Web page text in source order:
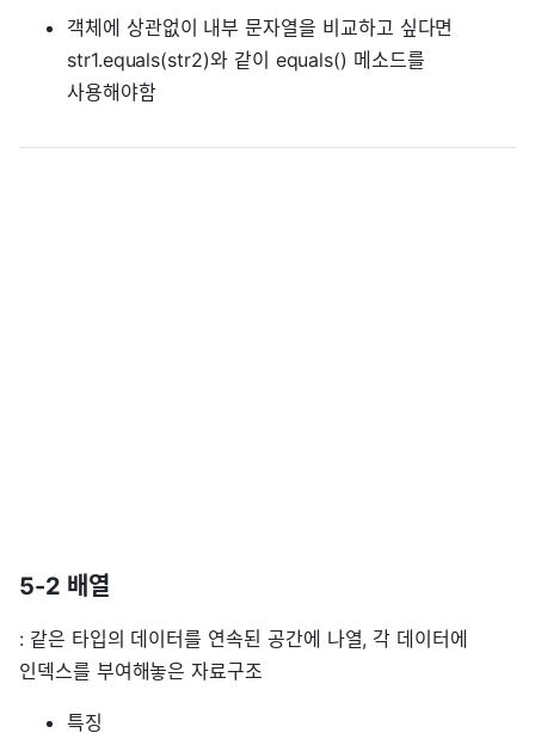
객체에 상관없이 내부 문자열을 비교하고 싶다면
str1.equals(str2)와 같이 equals() 메소드를
사용해야함
5-2 배열
: 같은 타입의 데이터를 연속된 공간에 나열, 각 데이터에
인덱스를 부여해놓은 자료구조
특징